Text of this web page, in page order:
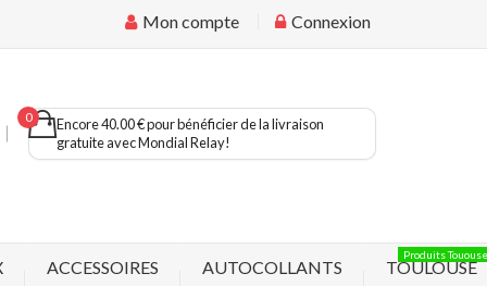
Mon compte Connexion
0
Encore 40.00 € pour bénéficier de la livraison
gratuite avec Mondial Relay!
ACCESSOIRES AUTOCOLLANTS TOULOUSE
Produits Tououse